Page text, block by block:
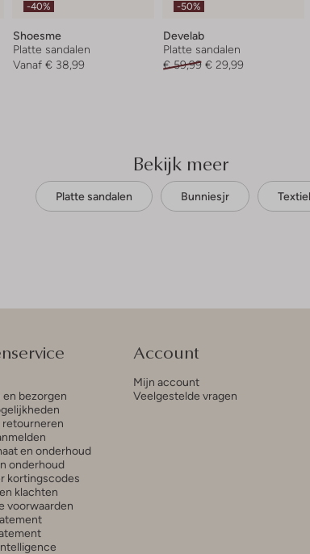
-40%
Shoesme
Platte sandalen
Vanaf € 38,99
-50%
Develab
Platte sandalen
€ 59,99 € 29,99
Bekijk meer
Platte sandalen Bunniesjr Textiel
en bezorgen
retourneren
en onderhoud
onderhoud
kortingscodes
klachten
voorwaarden
Account
Mijn account
Veelgestelde vragen